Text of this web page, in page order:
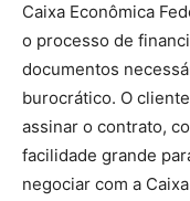
Caixa Econômica
o processo de
documentos
burocrático. O
assinar o contrato,
facilidade grande
negociar com a